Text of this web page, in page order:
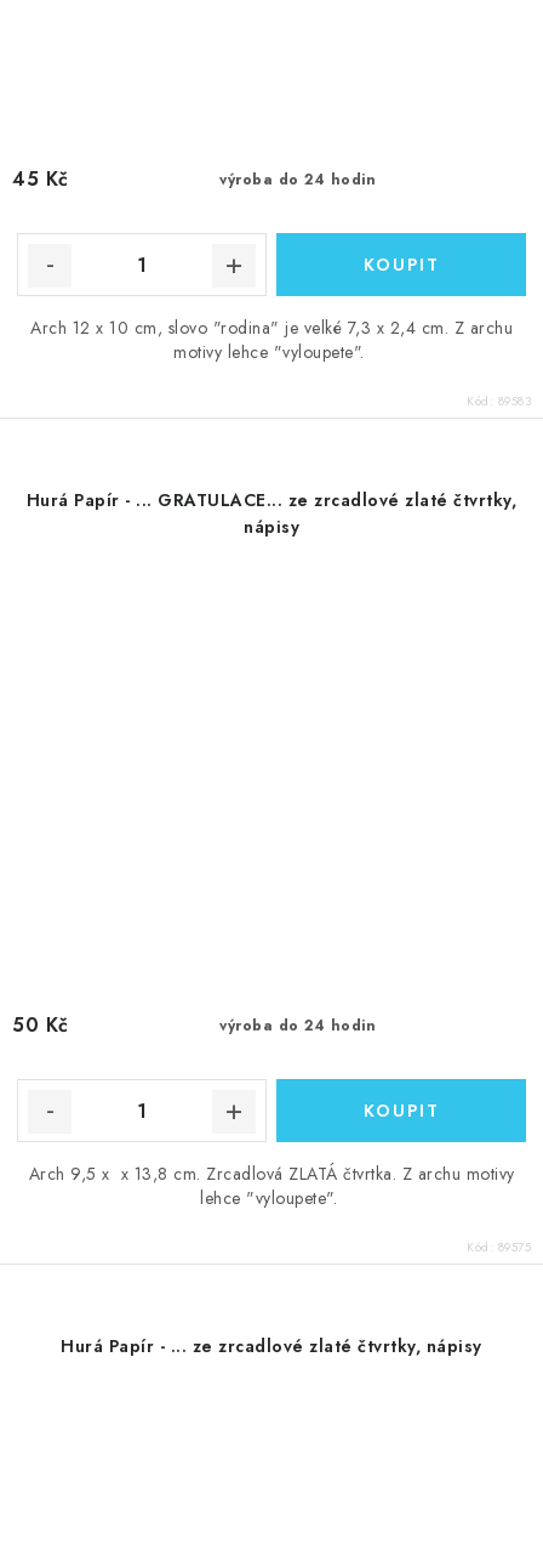
výroba do 24 hodin
45 Kč
Arch 12 x 10 cm, slovo "rodina" je velké 7,3 x 2,4 cm. Z archu
motivy lehce "vyloupete".
Kód: 89583
Hurá Papír - ... GRATULACE... ze zrcadlové zlaté čtvrtky,
nápisy
výroba do 24 hodin
50 Kč
Arch 9,5 x x 13,8 cm. Zrcadlová ZLATÁ čtvrtka. Z archu motivy
lehce "vyloupete".
Kód: 89575
Hurá Papír - ... ze zrcadlové zlaté čtvrtky, nápisy